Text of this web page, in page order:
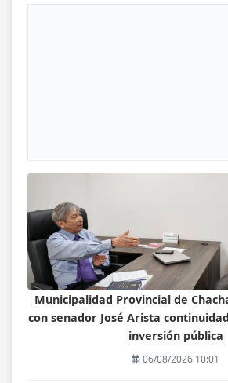
Municipalidad Provincial de
con senador José Arista
inversión pública
06/08/2026 10:01